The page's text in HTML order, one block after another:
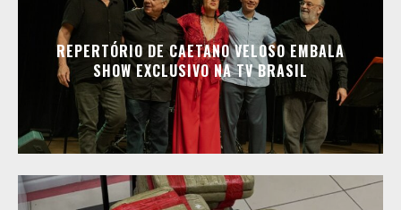
REPERTÓRIO DE CAETANO VELOSO EMBALA
SHOW EXCLUSIVO NA TV BRASIL